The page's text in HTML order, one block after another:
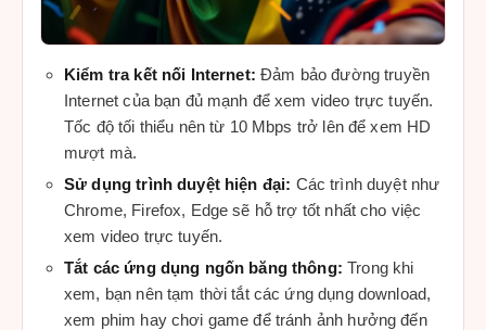
Kiểm tra kết nối Internet: Đảm bảo đường truyền
Internet của bạn đủ mạnh để xem video trực tuyến.
Tốc độ tối thiểu nên từ 10 Mbps trở lên để xem HD
mượt mà.
Sử dụng trình duyệt hiện đại: Các trình duyệt như
Chrome, Firefox, Edge sẽ hỗ trợ tốt nhất cho việc
xem video trực tuyến.
Tắt các ứng dụng ngốn băng thông: Trong khi
xem, bạn nên tạm thời tắt các ứng dụng download,
xem phim hay chơi game để tránh ảnh hưởng đến